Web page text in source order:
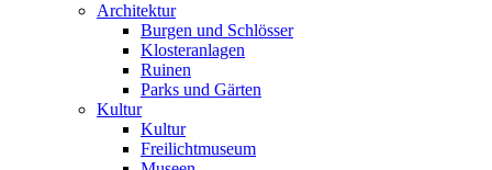
Architektur
Burgen und Schlösser
Klosteranlagen
Ruinen
Parks und Gärten
Kultur
Kultur
Freilichtmuseum